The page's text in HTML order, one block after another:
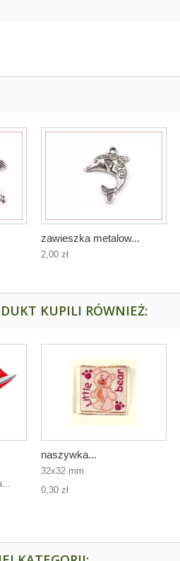
zawieszka metalow...
2,00 zł
KUPILI RÓWNIEŻ:
naszywka...
32x32 mm
0,30 zł